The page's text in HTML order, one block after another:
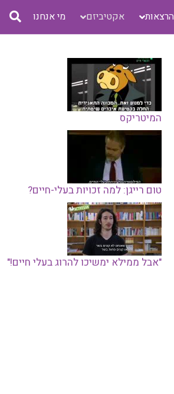
הרצאות אקטיביזם מי אנחנו
המיטריקס
טום רייגן: למה זכויות בעלי-חיים?
"אבל ממילא ימשיכו להרוג בעלי חיים!"